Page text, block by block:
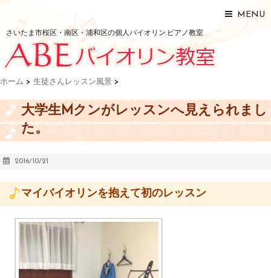
MENU
さいたま市桜区・南区・浦和区の個人バイオリン.ピアノ教室
ホーム > 生徒さんレッスン風景 >
大学生Mクンがレッスンへ見えられまし
た。
2016/10/21
マイバイオリンを抱えて初のレッスン